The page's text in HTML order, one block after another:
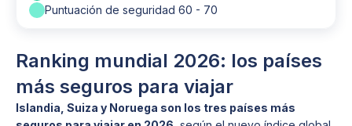
Puntuación de seguridad 60 - 70
Ranking mundial 2026: los países
más seguros para viajar
Islandia, Suiza y Noruega son los tres países más